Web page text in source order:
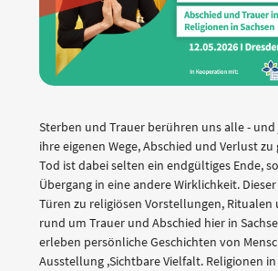
Sterben und Trauer berühren uns alle -
ihre eigenen Wege, Abschied und Verlust
Tod ist dabei selten ein endgültiges Ende,
Übergang in eine andere Wirklichkeit.
Türen zu religiösen Vorstellungen, Ritualen
rund um Trauer und Abschied hier in
erleben persönliche Geschichten von
Ausstellung ,Sichtbare Vielfalt. Religionen in